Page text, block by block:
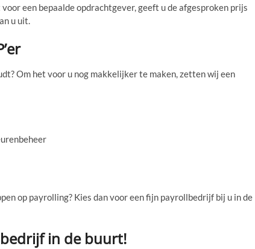
een bepaalde opdrachtgever, geeft u de afgesproken prijs
u uit.
Om het voor u nog makkelijker te maken, zetten wij een
op payrolling? Kies dan voor een fijn payrollbedrijf bij u in de
in de buurt!